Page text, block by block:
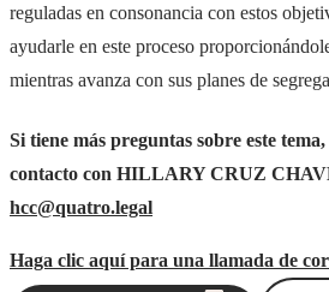
reguladas en consonancia con estos
ayudarle en este proceso
mientras avanza con sus planes de
Si tiene más preguntas sobre este
contacto con HILLARY CRUZ
hcc@quatro.legal
Haga clic aquí para una llamada de